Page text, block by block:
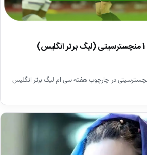
در چارچوب هفته سی ام لیگ برتر انگلیس